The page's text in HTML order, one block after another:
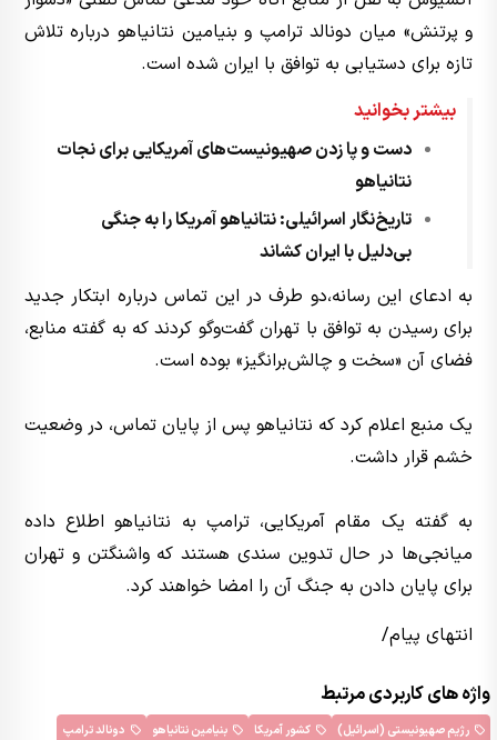
و پرتنش» میان دونالد ترامپ و بنیامین نتانیاهو درباره تلاش
تازه برای دستیابی به توافق با ایران شده است.
بیشتر بخوانید
دست و پا زدن صهیونیست‌های آمریکایی برای نجات
نتانیاهو
تاریخ‌نگار اسرائیلی: نتانیاهو آمریکا را به جنگی
بی‌دلیل با ایران کشاند
به ادعای این رسانه،‌دو طرف در این تماس درباره ابتکار جدید
برای رسیدن به توافق با تهران گفت‌وگو کردند که به گفته منابع،
فضای آن «سخت و چالش‌برانگیز» بوده است.
یک منبع اعلام کرد که نتانیاهو پس از پایان تماس، در وضعیت
خشم قرار داشت.
به گفته یک مقام آمریکایی، ترامپ به نتانیاهو اطلاع داده
میانجی‌ها در حال تدوین سندی هستند که واشنگتن و تهران
برای پایان دادن به جنگ آن را امضا خواهند کرد.
انتهای پیام/
واژه های کاربردی مرتبط
رژیم صهیونیستی (اسرائیل) کشور آمریکا بنیامین نتانیاهو
دونالد ترامپ